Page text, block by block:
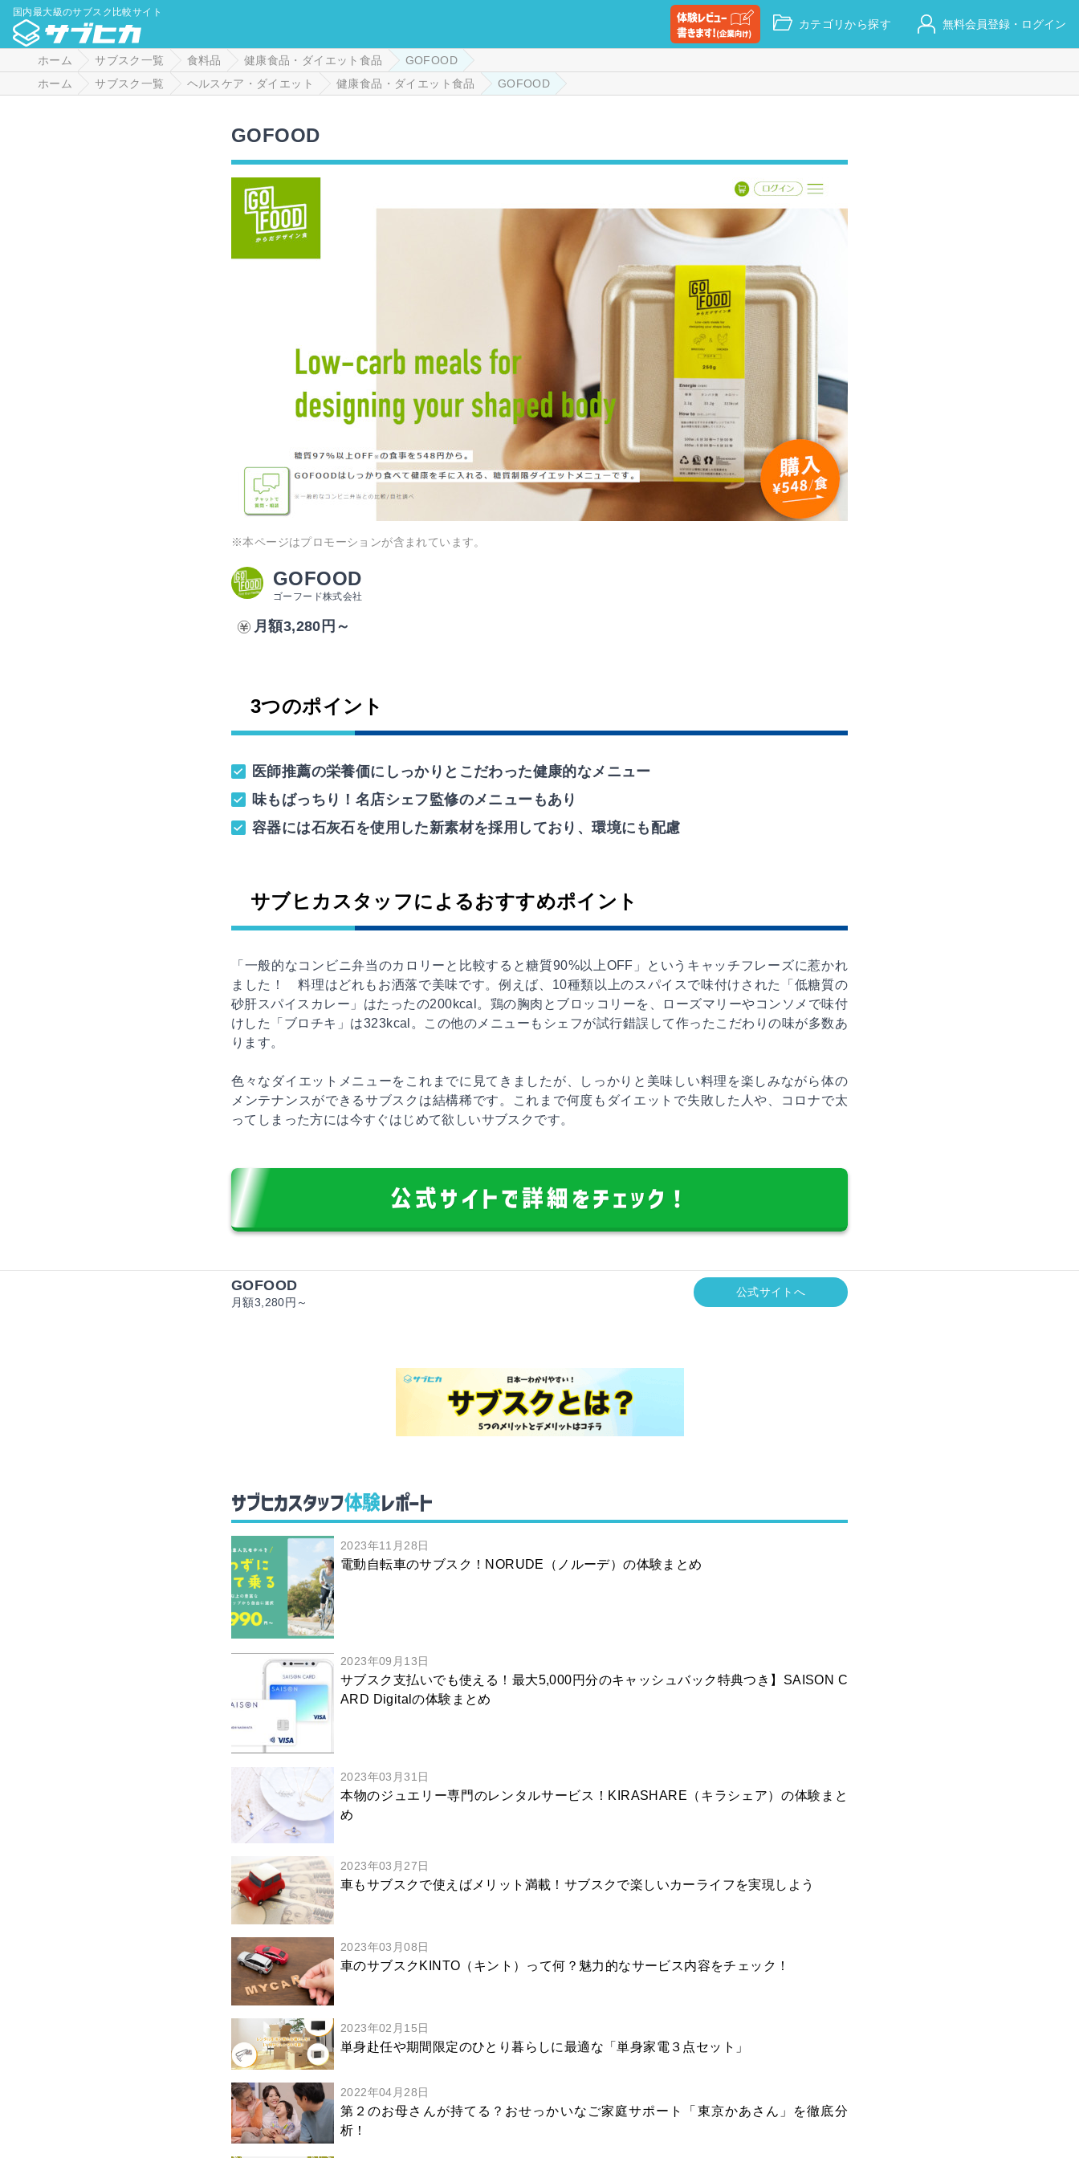
国内最大級のサブスク比較サイト
カテゴリから探す 無料会員登録・ログイン
ホーム サブスク一覧 食料品 健康食品・ダイエット食品
GOFOOD
ホーム
サブスク一覧 ヘルスケア・ダイエット 健康食品・ダイエット食品 GOFOOD
GOFOOD
※本ページはプロモーションが含まれています。
GOFOOD
ゴーフード株式会社
月額3,280円～
3つのポイント
医師推薦の栄養価にしっかりとこだわった健康的なメニュー
味もばっちり！名店シェフ監修のメニューもあり
容器には石灰石を使用した新素材を採用しており、環境にも配慮
サブヒカスタッフによるおすすめポイント
「一般的なコンビニ弁当のカロリーと比較すると糖質90%以上OFF」というキャッチフレーズに惹かれ
ました！ 料理はどれもお洒落で美味です。例えば、10種類以上のスパイスで味付けされた「低糖質の
砂肝スパイスカレー」はたったの200kcal。鶏の胸肉とブロッコリーを、ローズマリーやコンソメで味付
けした「ブロチキ」は323kcal。この他のメニューもシェフが試行錯誤して作ったこだわりの味が多数あ
ります。
色々なダイエットメニューをこれまでに見てきましたが、しっかりと美味しい料理を楽しみながら体の
メンテナンスができるサブスクは結構稀です。これまで何度もダイエットで失敗した人や、コロナで太
ってしまった方には今すぐはじめて欲しいサブスクです。
公式サイトで詳細をチェック！
GOFOOD
月額3,280円～
公式サイトへ
サブヒカスタッフ体験レポート
2023年11月28日
電動自転車のサブスク！NORUDE（ノルーデ）の体験まとめ
2023年09月13日
サブスク支払いでも使える！最大5,000円分のキャッシュバック特典つき】SAISON C
ARD Digitalの体験まとめ
2023年03月31日
本物のジュエリー専門のレンタルサービス！KIRASHARE（キラシェア）の体験まと
め
2023年03月27日
車もサブスクで使えばメリット満載！サブスクで楽しいカーライフを実現しよう
2023年03月08日
車のサブスクKINTO（キント）って何？魅力的なサービス内容をチェック！
2023年02月15日
単身赴任や期間限定のひとり暮らしに最適な「単身家電３点セット」
2022年04月28日
第２のお母さんが持てる？おせっかいなご家庭サポート「東京かあさん」を徹底分
析！